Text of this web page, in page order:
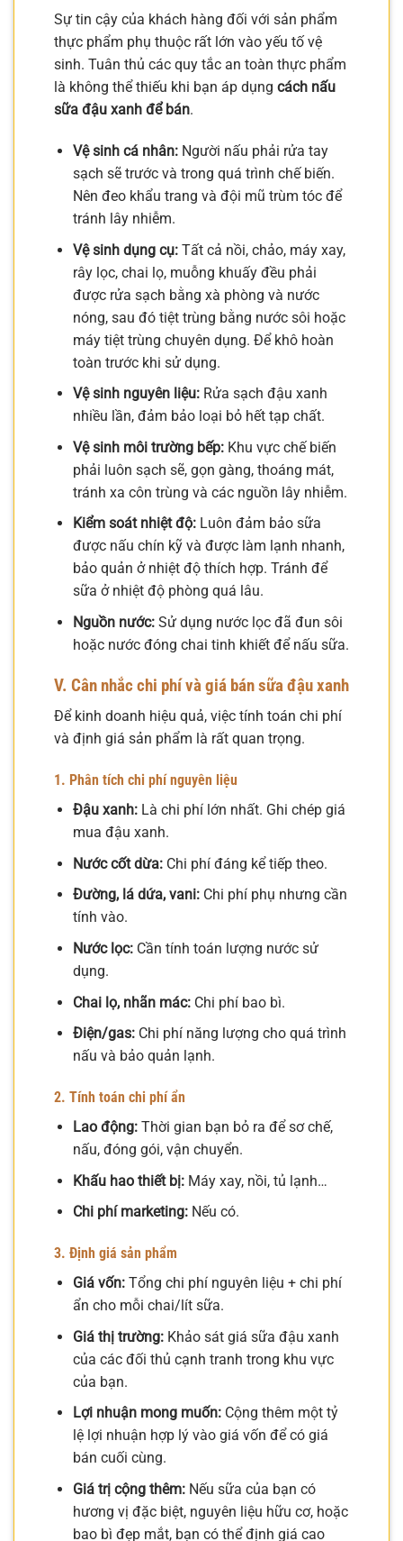
Sự tin cậy của khách hàng đối với sản phẩm
thực phẩm phụ thuộc rất lớn vào yếu tố vệ
sinh. Tuân thủ các quy tắc an toàn thực phẩm
là không thể thiếu khi bạn áp dụng cách nấu
sữa đậu xanh để bán.
Vệ sinh cá nhân:Người nấu phải rửa tay
sạch sẽ trước và trong quá trình chế biến.
Nên đeo khẩu trang và đội mũ trùm tóc để
tránh lây nhiễm.
Vệ sinh dụng cụ:Tất cả nồi, chảo, máy xay,
rây lọc, chai lọ, muỗng khuấy đều phải
được rửa sạch bằng xà phòng và nước
nóng, sau đó tiệt trùng bằng nước sôi hoặc
máy tiệt trùng chuyên dụng. Để khô hoàn
toàn trước khi sử dụng.
Vệ sinh nguyên liệu:Rửa sạch đậu xanh
nhiều lần, đảm bảo loại bỏ hết tạp chất.
Vệ sinh môi trường bếp:Khu vực chế biến
phải luôn sạch sẽ, gọn gàng, thoáng mát,
tránh xa côn trùng và các nguồn lây nhiễm.
Kiểm soát nhiệt độ:Luôn đảm bảo sữa
được nấu chín kỹ và được làm lạnh nhanh,
bảo quản ở nhiệt độ thích hợp. Tránh để
sữa ở nhiệt độ phòng quá lâu.
Nguồn nước:Sử dụng nước lọc đã đun sôi
hoặc nước đóng chai tinh khiết để nấu sữa.
V. Cân nhắc chi phí và giá bán sữa đậu xanh
Để kinh doanh hiệu quả, việc tính toán chi phí
và định giá sản phẩm là rất quan trọng.
1. Phân tích chi phí nguyên liệu
Đậu xanh:Là chi phí lớn nhất. Ghi chép giá
mua đậu xanh.
Nước cốt dừa:Chi phí đáng kể tiếp theo.
Đường, lá dứa, vani:Chi phí phụ nhưng cần
tính vào.
Nước lọc:Cần tính toán lượng nước sử
dụng.
Chai lọ, nhãn mác:Chi phí bao bì.
Điện/gas:Chi phí năng lượng cho quá trình
nấu và bảo quản lạnh.
2. Tính toán chi phí ẩn
Lao động:Thời gian bạn bỏ ra để sơ chế,
nấu, đóng gói, vận chuyển.
Khấu hao thiết bị:Máy xay, nồi, tủ lạnh…
Chi phí marketing:Nếu có.
3. Định giá sản phẩm
Giá vốn:Tổng chi phí nguyên liệu + chi phí
ẩn cho mỗi chai/lít sữa.
Giá thị trường:Khảo sát giá sữa đậu xanh
của các đối thủ cạnh tranh trong khu vực
của bạn.
Lợi nhuận mong muốn:Cộng thêm một tỷ
lệ lợi nhuận hợp lý vào giá vốn để có giá
bán cuối cùng.
Giá trị cộng thêm:Nếu sữa của bạn có
hương vị đặc biệt, nguyên liệu hữu cơ, hoặc
bao bì đẹp mắt, bạn có thể định giá cao